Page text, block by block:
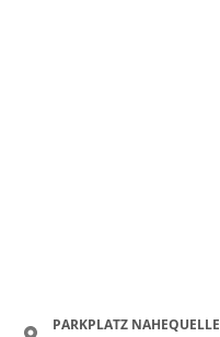
PARKPLATZ NAHEQUELLE